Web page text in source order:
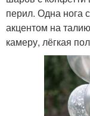
перил. Одна нога
акцентом на
камеру, лёгкая